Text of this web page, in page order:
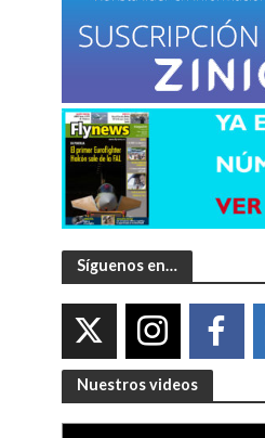
Síguenos en…
Nuestros videos